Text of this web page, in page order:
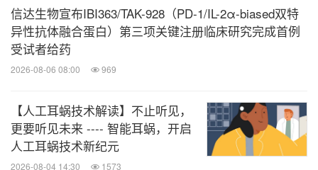
血病患者的III期临床研究：正在进行中的POLARIS-2
试验
摘要编号：
壁报展示
分会场标题：血液系统恶性肿瘤——白血病、骨髓增
生异常综合征及同种异体移植（Hematologic
Malignancies—Leukemia, Myelodysplastic
信达生物宣布IBI363/TAK-928（PD-1/IL-2α-biased双特
异性抗体融合蛋白）第三项关键注册临床研究完成首例
受试者给药
2026-08-06 08:00 969
【人工耳蜗技术解读】不止听见，
更要听见未来 ---- 智能耳蜗，开启
人工耳蜗技术新纪元
2026-08-04 14:30 1573